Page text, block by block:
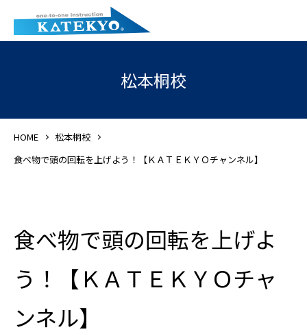
松本桐校
HOME
松本桐校
食べ物で頭の回転を上げよう！【ＫＡＴＥＫＹＯチャンネル】
食べ物で頭の回転を上げよ
う！【ＫＡＴＥＫＹＯチャ
ンネル】